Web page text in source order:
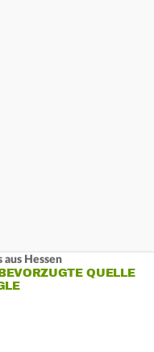
aus Hessen
QUELLE